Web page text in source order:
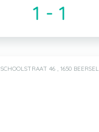
1 - 1
SCHOOLSTRAAT 46 , 1650 BEERSEL